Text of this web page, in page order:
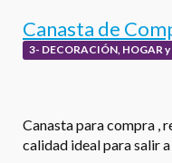
Canasta de
3- DECORACIÓN, HOGAR
Canasta para compra ,
calidad ideal para salir